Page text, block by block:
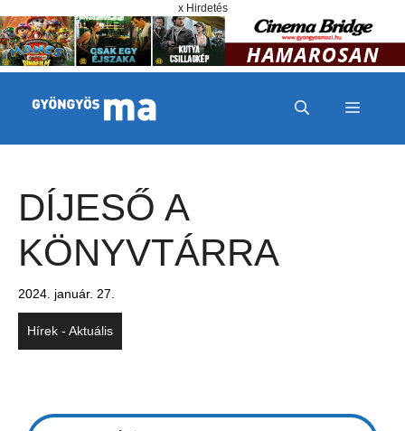
x Hirdetés
MENÜ
DÍJESŐ A
KÖNYVTÁRRA
2024. január. 27.
Hírek - Aktuális